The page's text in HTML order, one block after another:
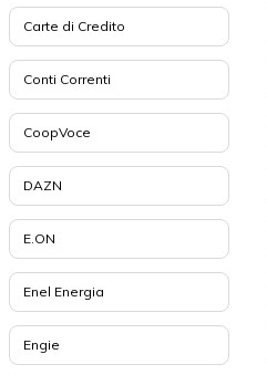
Carte di Credito
Conti Correnti
CoopVoce
DAZN
E.ON
Enel Energia
Engie